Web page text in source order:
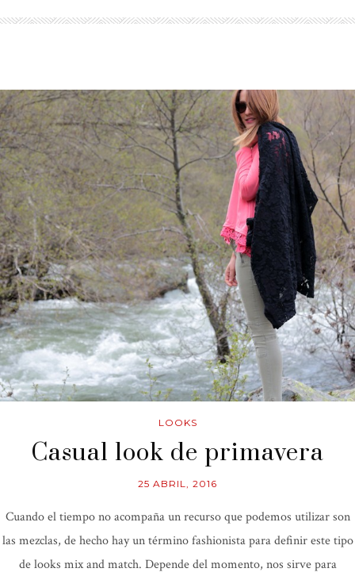
LOOKS
Casual look de primavera
25 ABRIL, 2016
Cuando el tiempo no acompaña un recurso que podemos utilizar son
las mezclas, de hecho hay un término fashionista para definir este tipo
de looks mix and match. Depende del momento, nos sirve para